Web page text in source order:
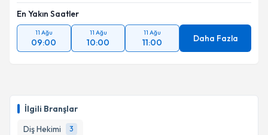
İlgili Branşlar
Diş Hekimi
3
En Yakın Saatler
11 Ağu
09:00
11 Ağu
10:00
11 Ağu
11:00 Daha Fazla